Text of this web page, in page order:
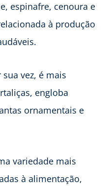
espinafre, cenoura e
à produção
vez, é mais
engloba
ornamentais e
variedade mais
à alimentação,